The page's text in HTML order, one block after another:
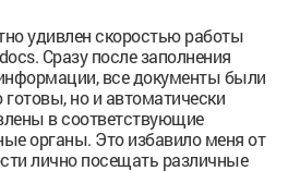
удивлен скоростью работы
Сразу после заполнения
все документы были
готовы, но и автоматически
в соответствующие
органы. Это избавило меня от
лично посещать различные